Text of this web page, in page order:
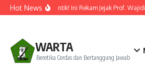
Lewati ke konten
Hot NewsResmi Dilantik! Ini Rekam Jejak Prof.
WARTA
Beretika Cerdas dan Bertanggung Jawab